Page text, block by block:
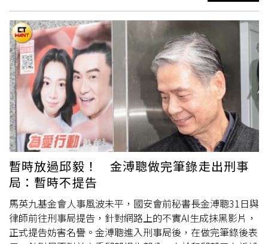
王光慈離職案，金溥聰說明，當時基金會董事會已提出具體
事證並進行充分討論，在場董事皆知情並詳細了解後，才決
議解除兩人職務。當天包括馬英九、董事高華柱及律師均在
場，並由馬召集員工宣布決定；後續當事人之一曾帶走大小
章，高華柱也建議兩人主動辭職，兩人於隔日繳交辭呈，整
體過程與外界報導存在明顯落差，待調查報告出爐後將釐清
真相。對於外界將事件形容為「宮鬥奪權」，金溥聰直言，
一個單純的文教基金會不應被過度政治化。他強調，自己早
已向馬英九表明不會擔任任何職務，僅以舊屬身分協助處理
相關事務，原本希望低調處理，但因外界持續攻擊與抹黑，
才不得不出面說明。針對蕭旭岑提及馬英九健康狀況一事，
金溥聰表示，作為過去部屬不便評論前長官健康問題，相關
情況應由家人說明。此外，對於網路媒體指稱人事風波受美
方影響，金溥聰也駁斥表示，自己離開公職後從未赴美，也
未與美方或美國在台協會接觸，「怎麼會變成美方棋子？清
者自清」。至於媒體報導馬英九在2024年總統大選前夕未
暫時放過邱毅！ 金溥聰做完筆錄走出刑事
局：暫時不提告
馬英九基金會人事風波未平，國安會前秘書長金溥聰31日與
律師前往刑事局提告，針對網路上的不實AI生成抹黑影片，
正式提告妨害名譽。金溥聰進入刑事局後，在做完筆錄後表